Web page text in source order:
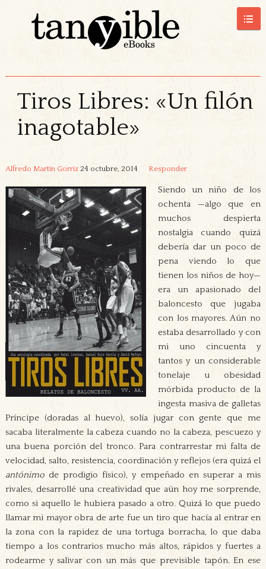
Tiros Libres: «Un filón
inagotable»
Alfredo Martín Gorriz 24 octubre, 2014 Responder
Siendo un niño de los
ochenta —algo que en
muchos despierta
nostalgia cuando quizá
debería dar un poco de
pena viendo lo que
tienen los niños de hoy—
era un apasionado del
baloncesto que jugaba
con los mayores. Aún no
estaba desarrollado y con
mi uno cincuenta y
tantos y un considerable
tonelaje u obesidad
mórbida producto de la
ingesta masiva de galletas
Príncipe (doradas al huevo), solía jugar con gente que me
sacaba literalmente la cabeza cuando no la cabeza, pescuezo y
una buena porción del tronco. Para contrarrestar mi falta de
velocidad, salto, resistencia, coordinación y reflejos (era quizá el
antónimode prodigio físico), y empeñado en superar a mis
rivales, desarrollé una creatividad que aún hoy me sorprende,
como si aquello le hubiera pasado a otro. Quizá lo que puedo
llamar mi mayor obra de arte fue un tiro que hacía al entrar en
la zona con la rapidez de una tortuga borracha, lo que daba
tiempo a los contrarios mucho más altos, rápidos y fuertes a
rodearme y salivar con un más que previsible tapón. En ese